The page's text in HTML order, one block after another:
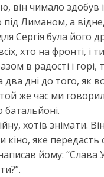
він чимало здобув
під Лиманом, а
Сергія була його
хто на фронті, і
в радості і
два дні до того,
же час ми
хотів знімати.
кіно, яке
йому: “Слава